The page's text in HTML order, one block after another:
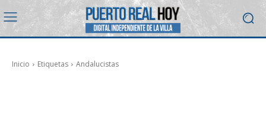
Inicio Etiquetas Andalucistas